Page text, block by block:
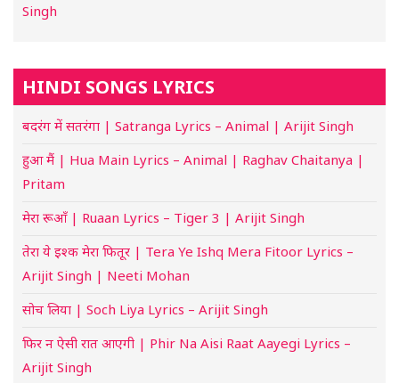
Singh
HINDI SONGS LYRICS
बदरंग में सतरंगा | Satranga Lyrics – Animal | Arijit Singh
हुआ मैं | Hua Main Lyrics – Animal | Raghav Chaitanya |
Pritam
मेरा रूआँ | Ruaan Lyrics – Tiger 3 | Arijit Singh
तेरा ये इश्क मेरा फितूर | Tera Ye Ishq Mera Fitoor Lyrics –
Arijit Singh | Neeti Mohan
सोच लिया | Soch Liya Lyrics – Arijit Singh
फिर न ऐसी रात आएगी | Phir Na Aisi Raat Aayegi Lyrics –
Arijit Singh